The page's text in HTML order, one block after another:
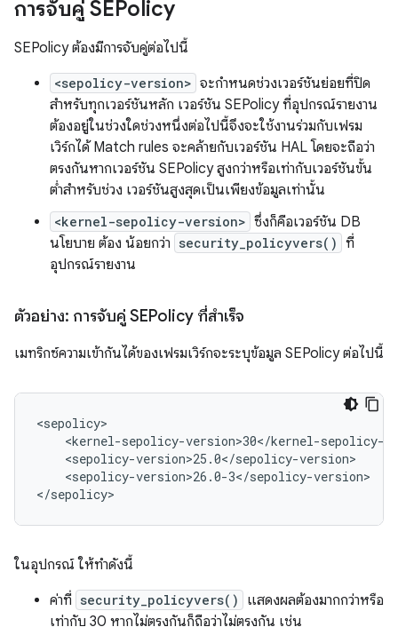
การจับคู่ SEPolicy
SEPolicy ต้องมีการจับคู่ต่อไปนี้
<sepolicy-version> จะกำหนดช่วงเวอร์ชันย่อยที่ปิด
สำหรับทุกเวอร์ชันหลัก เวอร์ชัน SEPolicy ที่อุปกรณ์รายงาน
ต้องอยู่ในช่วงใดช่วงหนึ่งต่อไปนี้จึงจะใช้งานร่วมกับเฟรม
เวิร์กได้ Match rules จะคล้ายกับเวอร์ชัน HAL โดยจะถือว่า
ตรงกันหากเวอร์ชัน SEPolicy สูงกว่าหรือเท่ากับเวอร์ชันขั้น
ต่ำสำหรับช่วง เวอร์ชันสูงสุดเป็นเพียงข้อมูลเท่านั้น
<kernel-sepolicy-version> ซึ่งก็คือเวอร์ชัน DB
นโยบาย ต้อง น้อยกว่า security_policyvers() ที่
อุปกรณ์รายงาน
ตัวอย่าง: การจับคู่ SEPolicy ที่สำเร็จ
เมทริกซ์ความเข้ากันได้ของเฟรมเวิร์กจะระบุข้อมูล SEPolicy ต่อไปนี้
<sepolicy>
<kernel-sepolicy-version>30</kernel-sepolicy-
    <sepolicy-version>25.0</sepolicy-version>
    <sepolicy-version>26.0-3</sepolicy-version>
</sepolicy>
ในอุปกรณ์ ให้ทำดังนี้
ค่าที่ security_policyvers()
แสดงผลต้องมากกว่าหรือ
เท่ากับ 30 หากไม่ตรงกันก็ถือว่าไม่ตรงกัน เช่น